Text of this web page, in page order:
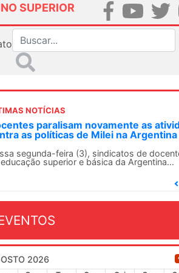
SUPERIOR
NOTÍCIAS
SN convoca docentes para Dia
Internacionalista com
de agosto
SN conclama suas seções sindicais